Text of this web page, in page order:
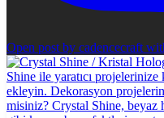
Open post by cadencecraft